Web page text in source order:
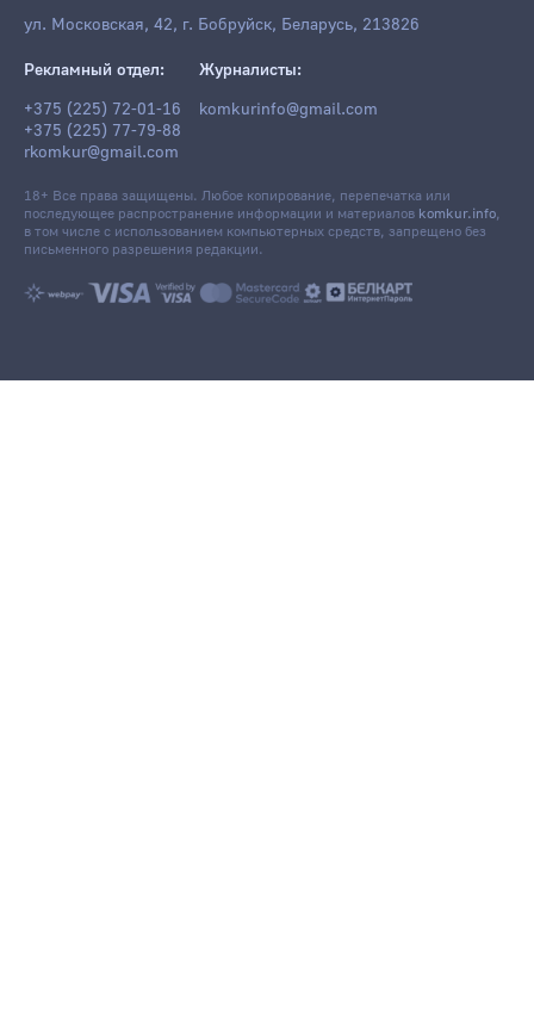
ул. Московская, 42, г. Бобруйск, Беларусь, 213826
Рекламный отдел:
+375 (225) 72-01-16
+375 (225) 77-79-88
rkomkur@gmail.com
Журналисты:
komkurinfo@gmail.com
18+ Все права защищены. Любое копирование, перепечатка или
последующее распространение информации и материалов komkur.info,
в том числе с использованием компьютерных средств, запрещено без
письменного разрешения редакции.